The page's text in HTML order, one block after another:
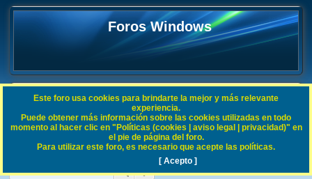
Foros Windows
FAQ
Índice general Sistemas Operativos Microsoft Windows 7
B
instalacion win 7 con problemas
BuscarBúsqueda avanzada
Este foro usa cookies para brindarte la mejor y más relevante
experiencia.
Puede obtener más información sobre las cookies utilizadas en todo
momento al hacer clic en "Políticas (cookies | aviso legal | privacidad)" en
el pie de página del foro.
Para utilizar este foro, es necesario que acepte las políticas.
[ Acepto ]